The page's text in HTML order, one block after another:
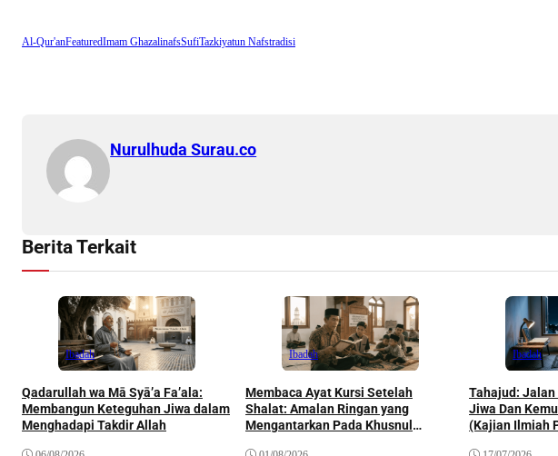
Al-Qur'anFeaturedImam GhazalinafsSufiTazkiyatun Nafstradisi
Nurulhuda Surau.co
Berita Terkait
Ibadah
Qadarullah wa Mā Syā’a Fa’ala:
Membangun Keteguhan Jiwa dalam
Menghadapi Takdir Allah
Ibadah
Membaca Ayat Kursi Setelah
Shalat: Amalan Ringan yang
Mengantarkan Pada Khusnul
Ibadah
Tahajud:
Jiwa Dan
(Kajian Ilmiah